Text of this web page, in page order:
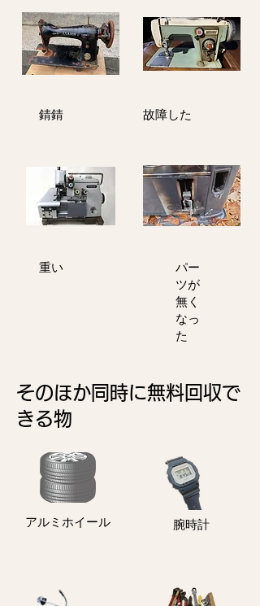
​錆錆
重い
故障した
パー
ツが
無く
なっ
た
そのほか同時に無料回収で
きる物
アルミホイール ​腕時計